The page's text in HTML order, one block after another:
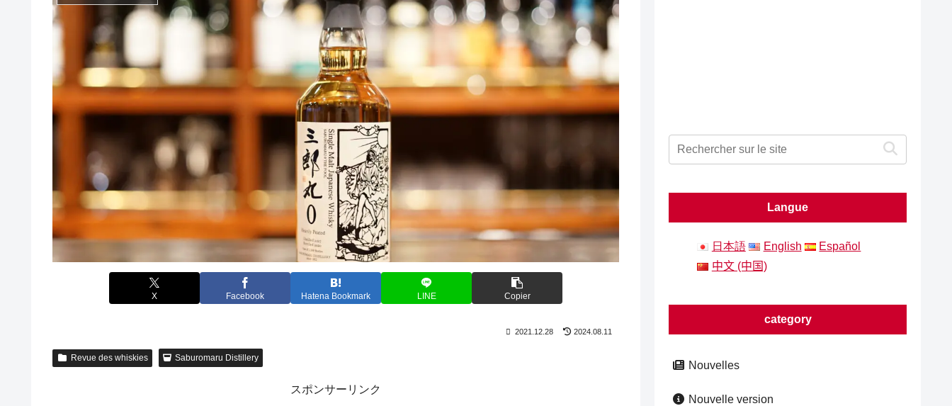
X Facebook Hatena Bookmark LINE Copier
2021.12.28 2024.08.11
Revue des whiskies Saburomaru Distillery
スポンサーリンク
Langue
日本語 English
Español
中文 (中国)
category
Nouvelles
Nouvelle version